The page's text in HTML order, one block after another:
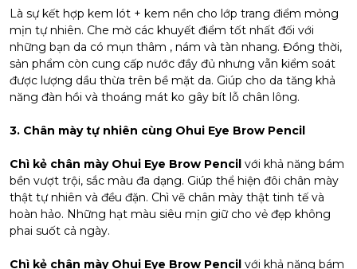
Là sự kết hợp kem lót + kem nền cho lớp trang điểm mỏng
mịn tự nhiên. Che mờ các khuyết điểm tốt nhất đối với
những bạn da có mụn thâm , nám và tàn nhang. Đồng thời,
sản phẩm còn cung cấp nước đầy đủ nhưng vẫn kiểm soát
được lượng dầu thừa trên bề mặt da. Giúp cho da tăng khả
năng đàn hồi và thoáng mát ko gây bít lỗ chân lông.
3. Chân mày tự nhiên cùng Ohui Eye Brow Pencil
Chì kẻ chân mày Ohui Eye Brow Pencil với khả năng bám
bền vượt trội, sắc màu đa dạng. Giúp thể hiện đôi chân mày
thật tự nhiên và đều đặn. Chì vẽ chân mày thật tinh tế và
hoàn hảo. Những hạt màu siêu mịn giữ cho vẻ đẹp không
phai suốt cả ngày.
Chì kẻ chân mày Ohui Eye Brow Pencil với khả năng bám